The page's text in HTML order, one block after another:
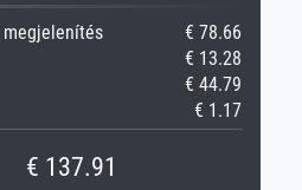
€ 78.66
€ 13.28
€ 44.79
€ 1.17
€ 137.91